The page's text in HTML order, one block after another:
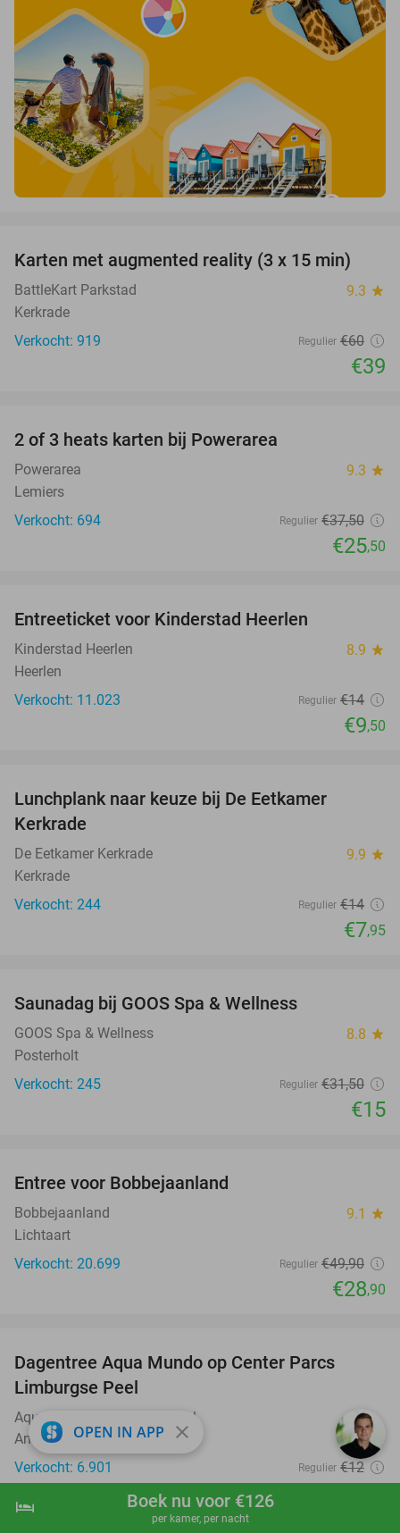
shopping_cart Boek nu
hotel Boek nu voor €126
per kamer, per nacht
35%
Karten met augmented reality (3 x 15 min)
BattleKart Parkstad 9.3 star
Kerkrade
Verkocht: 919
Regulier €60
€39
2 of 3 heats karten bij Powerarea
Powerarea 9.3 star
Lemiers
Verkocht: 694
Regulier €37,50
€25,50
Entreeticket voor Kinderstad Heerlen
Kinderstad Heerlen 8.9 star
Heerlen
Verkocht: 11.023
Regulier €14
€9,50
Lunchplank naar keuze bij De Eetkamer
Kerkrade
De Eetkamer Kerkrade 9.9 star
Kerkrade
Verkocht: 244
Regulier €14
€7,95
Saunadag bij GOOS Spa & Wellness
GOOS Spa & Wellness 8.8 star
Posterholt
Verkocht: 245
Regulier €31,50
€15
Entree voor Bobbejaanland
Bobbejaanland 9.1 star
Lichtaart
Verkocht: 20.699
Regulier €49,90
€28,90
Dagentree Aqua Mundo op Center Parcs
Limburgse Peel
Aqua Mundo Limburgse Peel
America
Verkocht: 6.901
Regulier €12
OPEN IN APP close